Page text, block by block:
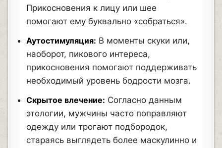
Прикосновения к лицу или шее
помогают ему буквально «собраться».
Аутостимуляция: В моменты скуки или,
наоборот, пикового интереса,
прикосновения помогают поддерживать
необходимый уровень бодрости мозга.
Скрытое влечение: Согласно данным
этологии, мужчины часто поправляют
одежду или трогают подбородок,
стараясь выглядеть более маскулинно и